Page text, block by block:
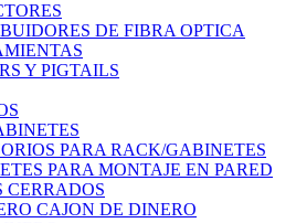
DE FIBRA OPTICA
Y PIGTAILS
PARA RACK/GABINETES
PARA MONTAJE EN PARED
CERRADOS
CAJON DE DINERO